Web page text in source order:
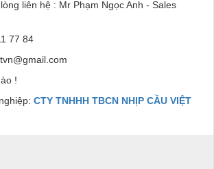
liên hệ : Mr Phạm Ngọc Anh - Sales
77 84
!
CTY TNHHH TBCN NHỊP CẦU VIỆT